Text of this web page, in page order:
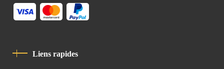
Liens rapides